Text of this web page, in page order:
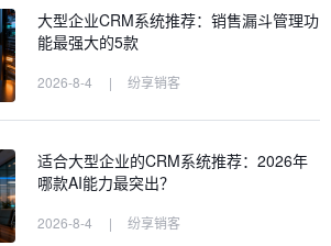
大型企业CRM系统推荐：销售漏斗管理功
能最强大的5款
2026-8-4 | 纷享销客
适合大型企业的CRM系统推荐：2026年
哪款AI能力最突出？
2026-8-4 | 纷享销客